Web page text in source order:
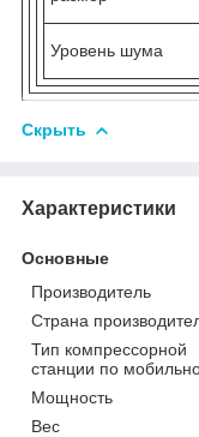
Уровень шума
Скрыть
Характеристики
Основные
Производитель
Страна
Тип компрессорной
станции по
Мощность
Вес